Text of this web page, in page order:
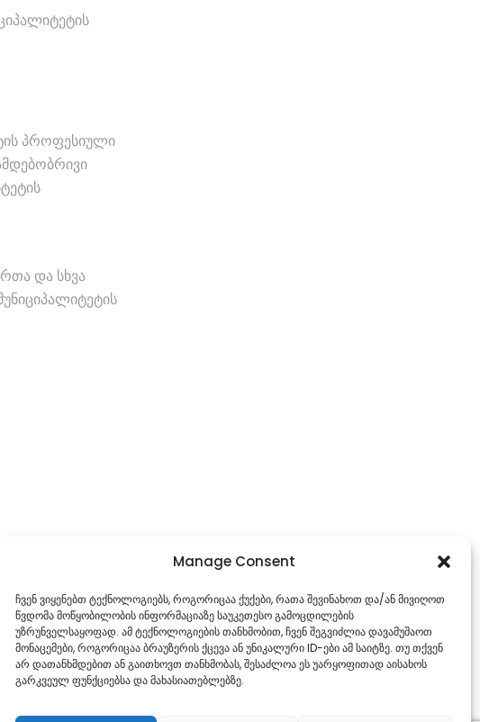
Manage Consent
ჩვენ ვიყენებთ ტექნოლოგიებს, როგორიცაა ქუქები, რათა შევინახოთ და/ან მივიღოთ
წვდომა მოწყობილობის ინფორმაციაზე საუკეთესო გამოცდილების
უზრუნველსაყოფად. ამ ტექნოლოგიების თანხმობით, ჩვენ შეგვიძლია დავამუშაოთ
მონაცემები, როგორიცაა ბრაუზერის ქცევა ან უნიკალური ID-ები ამ საიტზე. თუ თქვენ
არ დათანხმდებით ან გაითხოვთ თანხმობას, შესაძლოა ეს უარყოფითად აისახოს
გარკვეულ ფუნქციებსა და მახასიათებლებზე.
პროფესიული
და სხვა